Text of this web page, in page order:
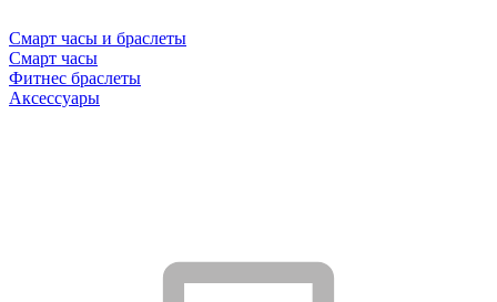
Смарт часы и браслеты
Смарт часы
Фитнес браслеты
Аксессуары